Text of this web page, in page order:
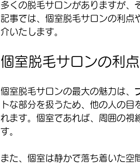
多くの脱毛サロンがありますが、
記事では、個室脱毛サロンの利点
介いたします。
個室脱毛サロンの利点
個室脱毛サロンの最大の魅力は、
トな部分を扱うため、他の人の
れます。個室であれば、周囲の視
す。
また、個室は静かで落ち着いた空